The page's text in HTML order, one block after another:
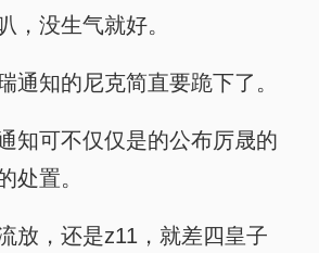
，没生气就好。
通知的尼克简直要跪下了。
知可不仅仅是的公布厉晟的
处置。
放，还是z11，就差四皇子